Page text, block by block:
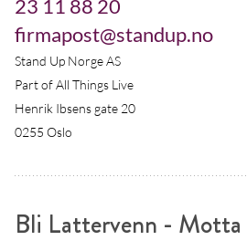
23 11 88 20
firmapost@standup.no
Stand Up Norge AS
Part of All Things Live
Henrik Ibsens gate 20
0255 Oslo
Bli Lattervenn -